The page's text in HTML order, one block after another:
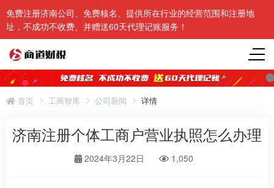
免费注册济南公司、免费核名、提供所在行业的经营范围和注册地
址，不成功不收费、并赠送60天代理记账服务！
首页 工商智库 公司新闻 详情
济南注册个体工商户营业执照怎么办理
2024年3月22日 1,050